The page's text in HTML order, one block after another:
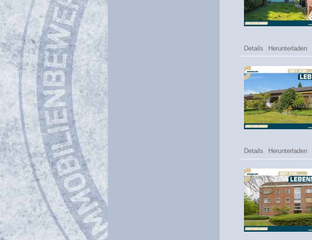
Details Herunterladen
Details Herunterladen